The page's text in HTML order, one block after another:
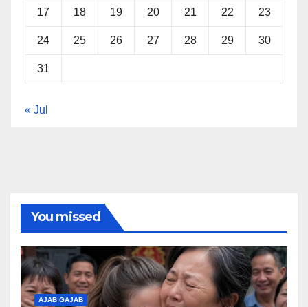
17 18 19 20 21 22 23
24 25 26 27 28 29 30
31
« Jul
You missed
AJAB GAJAB